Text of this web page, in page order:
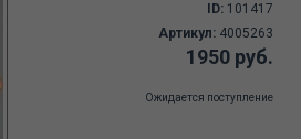
ID: 101417
Артикул: 4005263
1950 руб.
Ожидается поступление